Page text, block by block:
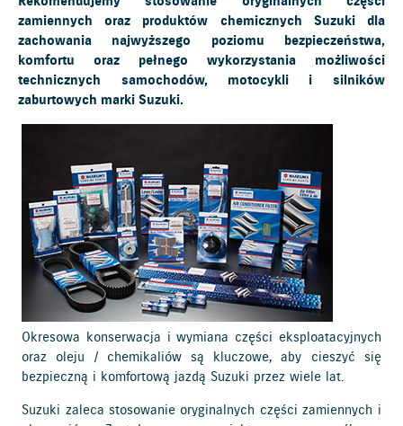
zamiennych oraz produktów chemicznych Suzuki dla
zachowania najwyższego poziomu bezpieczeństwa,
komfortu oraz pełnego wykorzystania możliwości
technicznych samochodów, motocykli i silników
zaburtowych marki Suzuki.
Okresowa konserwacja i wymiana części eksploatacyjnych
oraz oleju / chemikaliów są kluczowe, aby cieszyć się
bezpieczną i komfortową jazdą Suzuki przez wiele lat.
Suzuki zaleca stosowanie oryginalnych części zamiennych i